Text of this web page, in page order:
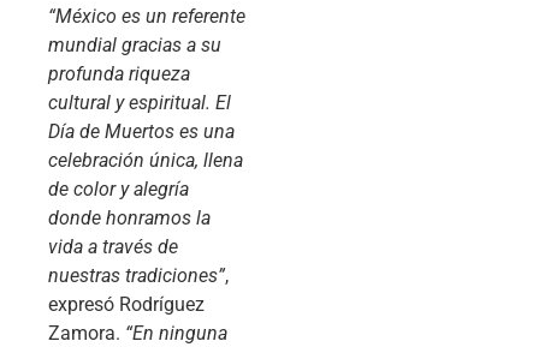
“México es un referente
mundial gracias a su
profunda riqueza
cultural y espiritual. El
Día de Muertos es una
celebración única, llena
de color y alegría
donde honramos la
vida a través de
nuestras tradiciones”,
expresó Rodríguez
Zamora. “En ninguna